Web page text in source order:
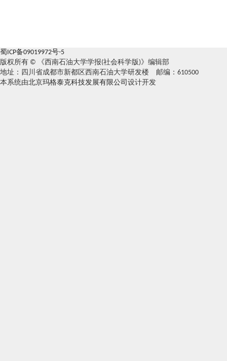
蜀ICP备09019972号-5
版权所有 © 《西南石油大学学报(社会科学版)》编辑部
地址：四川省成都市新都区西南石油大学研发楼 邮编：610500
本系统由北京玛格泰克科技发展有限公司 设计开发